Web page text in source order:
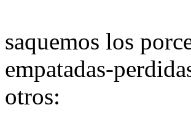
saquemos los
empatadas-
otros: